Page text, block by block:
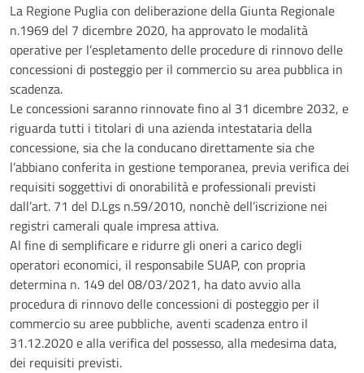
La Regione Puglia con deliberazione della Giunta Regionale
n.1969 del 7 dicembre 2020, ha approvato le modalità
operative per l’espletamento delle procedure di rinnovo delle
concessioni di posteggio per il commercio su area pubblica in
scadenza.
Le concessioni saranno rinnovate fino al 31 dicembre 2032, e
riguarda tutti i titolari di una azienda intestataria della
concessione, sia che la conducano direttamente sia che
l’abbiano conferita in gestione temporanea, previa verifica dei
requisiti soggettivi di onorabilità e professionali previsti
dall’art. 71 del D.Lgs n.59/2010, nonchè dell’iscrizione nei
registri camerali quale impresa attiva.
Al fine di semplificare e ridurre gli oneri a carico degli
operatori economici, il responsabile SUAP, con propria
determina n. 149 del 08/03/2021, ha dato avvio alla
procedura di rinnovo delle concessioni di posteggio per il
commercio su aree pubbliche, aventi scadenza entro il
31.12.2020 e alla verifica del possesso, alla medesima data,
dei requisiti previsti.